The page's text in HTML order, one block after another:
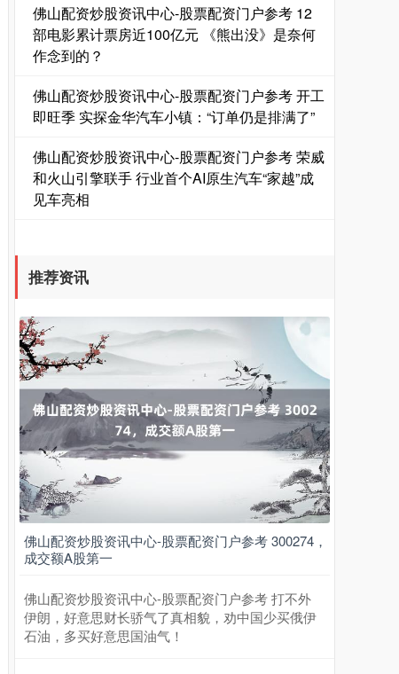
期指IC0
佛山配资炒股资讯中心-股票配资门户参考 12
部电影累计票房近100亿元 《熊出没》是奈何
作念到的？
佛山配资炒股资讯中心-股票配资门户参考 开工
即旺季 实探金华汽车小镇：“订单仍是排满了”
佛山配资炒股资讯中心-股票配资门户参考 荣威
和火山引擎联手 行业首个AI原生汽车“家越”成
见车亮相
推荐资讯
佛山配资炒股资讯中心-股票配资门户参考 300274，
成交额A股第一
佛山配资炒股资讯中心-股票配资门户参考 打不外
伊朗，好意思财长骄气了真相貌，劝中国少买俄伊
石油，多买好意思国油气！